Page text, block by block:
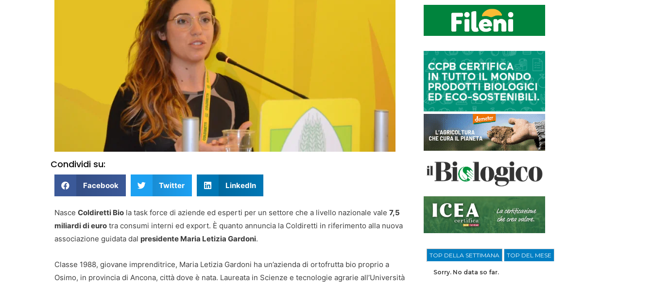
Condividi su:
Facebook Twitter LinkedIn
Nasce Coldiretti Bio la task force di aziende ed esperti per un settore che a livello nazionale vale 7,5
miliardi di euro tra consumi interni ed export. È quanto annuncia la Coldiretti in riferimento alla nuova
associazione guidata dal presidente Maria Letizia Gardoni.
Classe 1988, giovane imprenditrice, Maria Letizia Gardoni ha un’azienda di ortofrutta bio proprio a
Osimo, in provincia di Ancona, città dove è nata. Laureata in Scienze e tecnologie agrarie all’Università
TOP DELLA SETTIMANA TOP DEL MESE
Sorry. No data so far.